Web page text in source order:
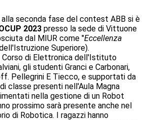
seconda fase del contest ABB si è
2023 presso la sede di Vittuone
dal MIUR come "Eccellenza
Superiore).
Corso di Elettronica dell'Istituto
gli studenti Granci e Carbonari,
Pellegrini E Tiecco, e supportati da
classe presenti nell'Aula Magna
nella gestione di un Robot
prossimo sarà presente anche nel
di Robotica. I ragazzi hanno